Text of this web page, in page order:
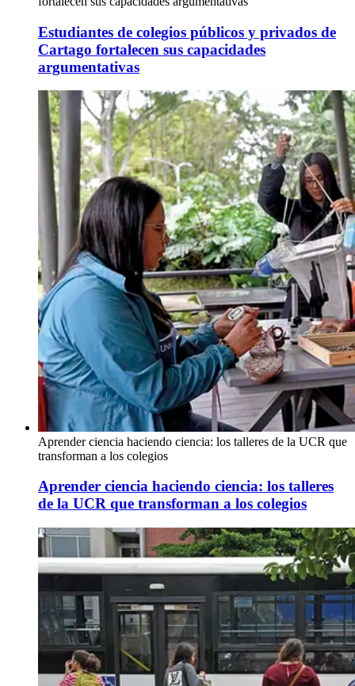
Estudiantes de colegios públicos y privados de
Cartago fortalecen sus capacidades
argumentativas
Aprender ciencia haciendo ciencia: los talleres de la UCR que
transforman a los colegios
Aprender ciencia haciendo ciencia: los talleres
de la UCR que transforman a los colegios